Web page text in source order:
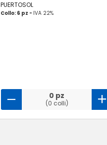
PUERTOSOL
Collo: 6 pz - IVA 22%
0 pz
(0 colli)